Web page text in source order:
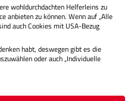
wohldurchdachten Helferleins zu
anbieten zu können. Wenn auf „Alle
auch Cookies mit USA-Bezug
habt, deswegen gibt es die
oder auch „Individuelle